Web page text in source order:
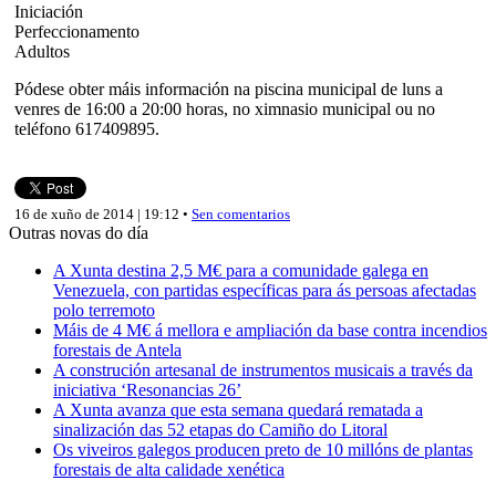
Iniciación
Perfeccionamento
Adultos
Pódese obter máis información na piscina municipal de luns a
venres de 16:00 a 20:00 horas, no ximnasio municipal ou no
teléfono 617409895.
16 de xuño de 2014 | 19:12 • Sen comentarios
Outras novas do día
A Xunta destina 2,5 M€ para a comunidade galega en
Venezuela, con partidas específicas para ás persoas afectadas
polo terremoto
Máis de 4 M€ á mellora e ampliación da base contra incendios
forestais de Antela
A construción artesanal de instrumentos musicais a través da
iniciativa ‘Resonancias 26’
A Xunta avanza que esta semana quedará rematada a
sinalización das 52 etapas do Camiño do Litoral
Os viveiros galegos producen preto de 10 millóns de plantas
forestais de alta calidade xenética